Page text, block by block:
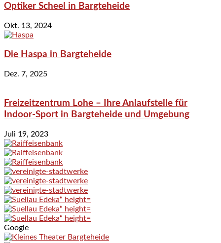
Optiker Scheel in Bargteheide
Okt. 13, 2024
Die Haspa in Bargteheide
Dez. 7, 2025
Freizeitzentrum Lohe – Ihre Anlaufstelle für
Indoor-Sport in Bargteheide und Umgebung
Juli 19, 2023
Google